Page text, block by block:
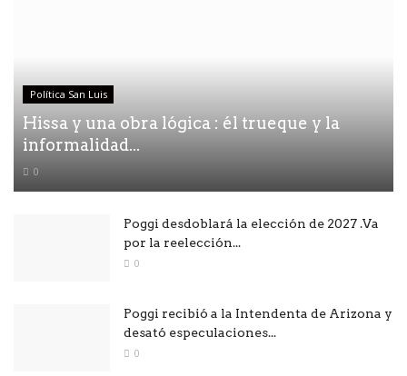
Política San Luis
Hissa y una obra lógica : él trueque y la
informalidad...
0
Poggi desdoblará la elección de 2027 .Va
por la reelección...
0
Poggi recibió a la Intendenta de Arizona y
desató especulaciones...
0